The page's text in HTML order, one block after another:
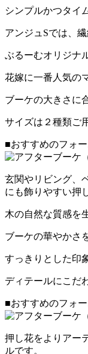
シンプルかつタイ
アンジュSでは、
ぶるーむオリジナ
花嫁に一番人気の
ブーケの大きさに
サイズは２種類ご
■おすすめのフォ
玄関やリビング、
にも飾りやすい押
木の自然な質感を
ブーケの華やかさ
すっきりとした印
ディテールにこだ
■おすすめのフォ
押し花をよりアー
ルです。